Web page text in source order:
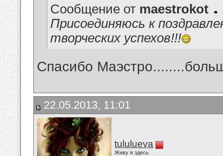
Сообщение от maestrokot
Присоединяюсь к
творческих успехов!!!
Спасибо
22.05.2013, 11:01
tululueva
Живу я здесь